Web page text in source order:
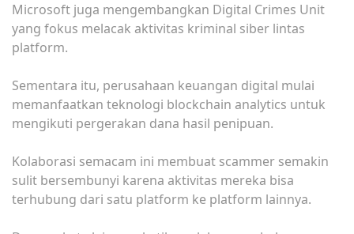
Microsoft juga mengembangkan Digital Crimes Unit
yang fokus melacak aktivitas kriminal siber lintas
platform.
Sementara itu, perusahaan keuangan digital mulai
memanfaatkan teknologi blockchain analytics untuk
mengikuti pergerakan dana hasil penipuan.
Kolaborasi semacam ini membuat scammer semakin
sulit bersembunyi karena aktivitas mereka bisa
terhubung dari satu platform ke platform lainnya.